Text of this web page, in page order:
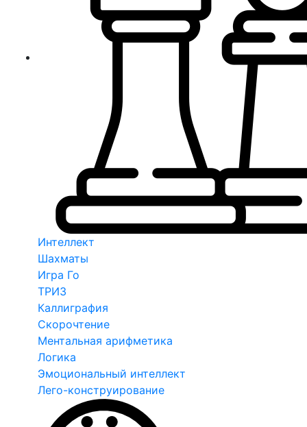
Интеллект
Шахматы
Игра Го
ТРИЗ
Каллиграфия
Скорочтение
Ментальная арифметика
Логика
Эмоциональный интеллект
Лего-конструирование